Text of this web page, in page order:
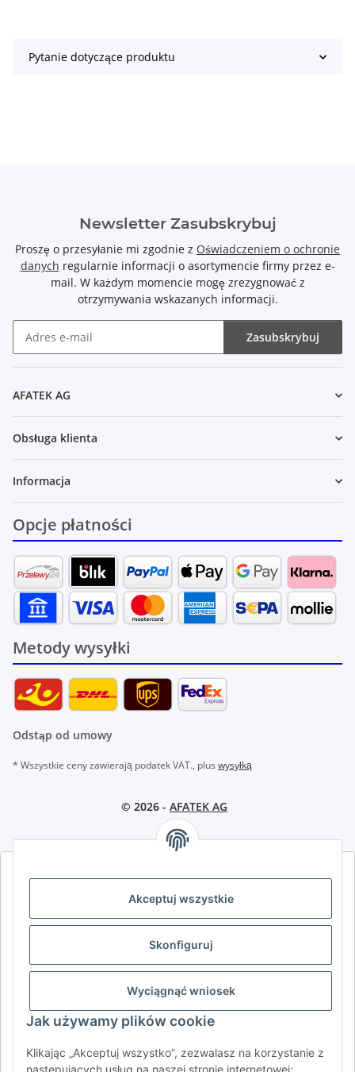
Akceptuj wszystkie
Skonfiguruj
Wyciągnąć wniosek
Jak używamy plików cookie
Klikając „Akceptuj wszystko”, zezwalasz na korzystanie z
następujących usług na naszej stronie internetowej:
Pytanie dotyczące produktu
Newsletter Zasubskrybuj
Proszę o przesyłanie mi zgodnie z Oświadczeniem o ochronie
danych regularnie informacji o asortymencie firmy przez e-
mail. W każdym momencie mogę zrezygnować z
otrzymywania wskazanych informacji.
Zasubskrybuj
AFATEK AG
Obsługa klienta
Informacja
Opcje płatności
Metody wysyłki
Odstąp od umowy
* Wszystkie ceny zawierają podatek VAT., plus wysyłką
© 2026 - AFATEK AG
AFATEK INTERNATIONAL – WYBIERZ REGION I JĘZYK | SELECT
DE AT CH (DE) CH (FR)
BE (NL) BE (FR)
SE FI
RO HR